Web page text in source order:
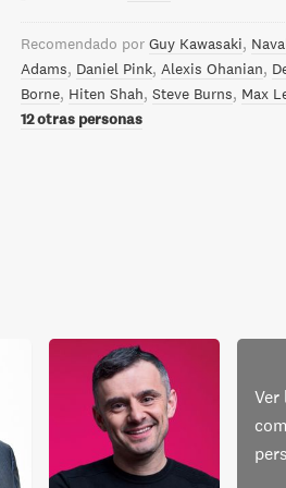
Recomendado por Guy Kawasaki
Adams Daniel Pink Alexis Ohanian
Borne Hiten Shah Steve Burns Max
12 otras personas
Ver